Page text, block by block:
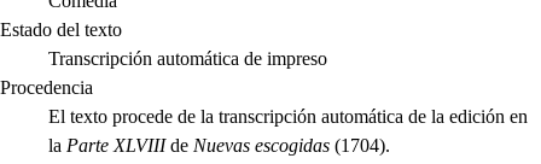
Estado del texto
Transcripción automática de impreso
Procedencia
El texto procede de la transcripción automática de la edición en
la Parte XLVIIIde Nuevas escogidas (1704).